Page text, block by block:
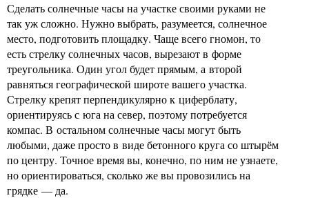
Сделать солнечные часы на участке своими руками не
так уж сложно. Нужно выбрать, разумеется, солнечное
место, подготовить площадку. Чаще всего гномон, то
есть стрелку солнечных часов, вырезают в форме
треугольника. Один угол будет прямым, а второй
равняться географической широте вашего участка.
Стрелку крепят перпендикулярно к циферблату,
ориентируясь с юга на север, поэтому потребуется
компас. В остальном солнечные часы могут быть
любыми, даже просто в виде бетонного круга со штырём
по центру. Точное время вы, конечно, по ним не узнаете,
но ориентироваться, сколько же вы провозились на
грядке — да.